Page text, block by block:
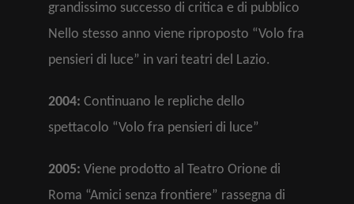
grandissimo successo di critica e di pubblico
Nello stesso anno viene riproposto “Volo fra
pensieri di luce” in vari teatri del Lazio.
2004: Continuano le repliche dello
spettacolo “Volo fra pensieri di luce”
2005: Viene prodotto al Teatro Orione di
Roma “Amici senza frontiere” rassegna di